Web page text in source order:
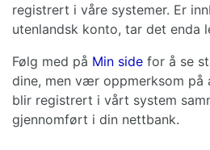
registrert i våre systemer. Er
utenlandsk konto, tar det enda
Følg med på Min side for å se
dine, men vær oppmerksom på
blir registrert i vårt system
gjennomført i din nettbank.